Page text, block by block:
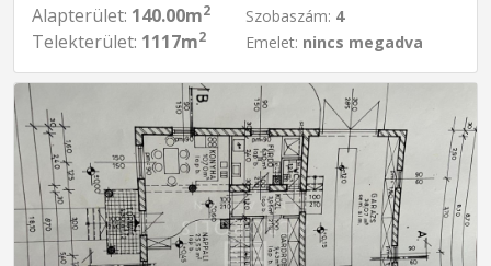
Alapterület: 140.00m2
Telekterület: 1117m2
Szobaszám: 4
Emelet: nincs megadva